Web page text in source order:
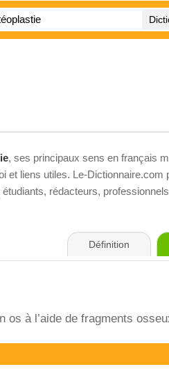
, ses principaux sens en français
et liens utiles. Le-Dictionnaire.com
rédacteurs,
Définition
os à l’aide de fragments